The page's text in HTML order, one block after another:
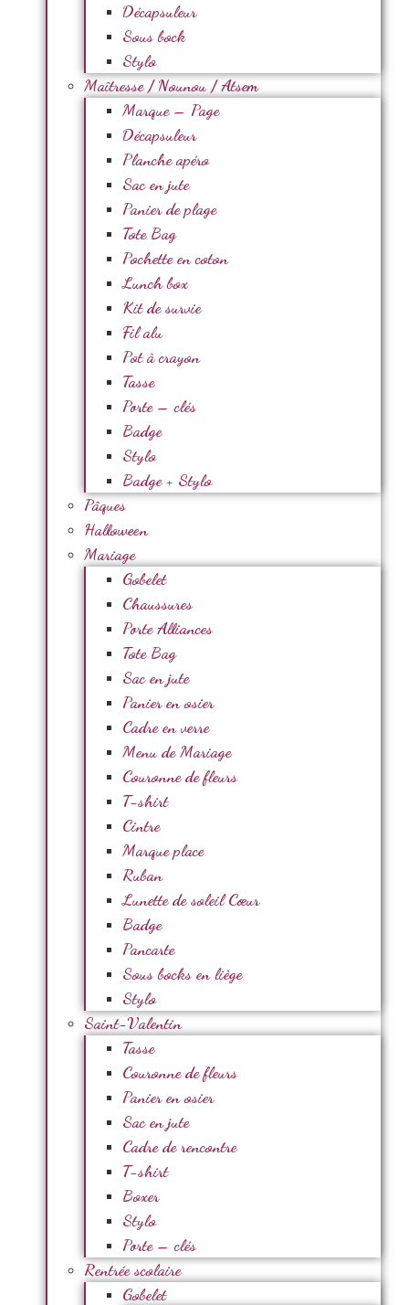
Décapsuleur
Sous bock
Stylo
Maîtresse / Nounou / Atsem
Marque – Page
Décapsuleur
Planche apéro
Sac en jute
Panier de plage
Tote Bag
Pochette en coton
Lunch box
Kit de survie
Fil alu
Pot à crayon
Tasse
Porte – clés
Badge
Stylo
Badge + Stylo
Pâques
Halloween
Mariage
Gobelet
Chaussures
Porte Alliances
Tote Bag
Sac en jute
Panier en osier
Cadre en verre
Menu de Mariage
Couronne de fleurs
T-shirt
Cintre
Marque place
Ruban
Lunette de soleil Cœur
Badge
Pancarte
Sous bocks en liège
Stylo
Saint-Valentin
Tasse
Couronne de fleurs
Panier en osier
Sac en jute
Cadre de rencontre
T-shirt
Boxer
Stylo
Porte – clés
Rentrée scolaire
Gobelet